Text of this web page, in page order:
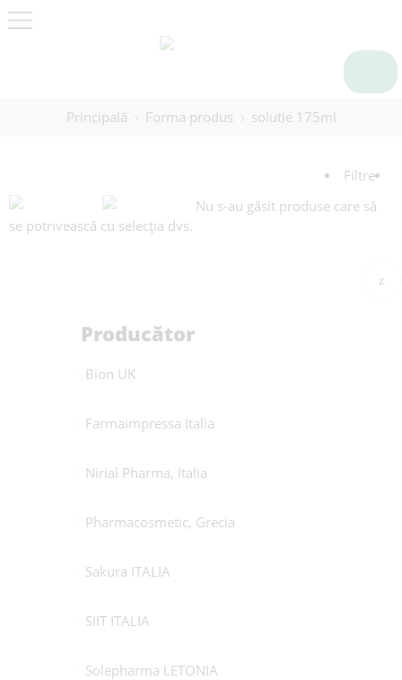
Principală Forma produs solutie 175ml
Filtre
Nu s-au găsit produse care să
se potrivească cu selecția dvs.
Producător
Bion UK
Farmaimpressa Italia
Nirial Pharma, Italia
Pharmacosmetic, Grecia
Sakura ITALIA
SIIT ITALIA
Solepharma LETONIA